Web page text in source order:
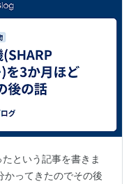
という記事を書きま
かってきたのでその後